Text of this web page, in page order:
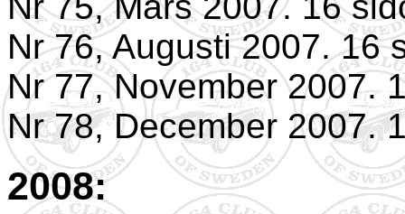
Nr 76, Augusti 2007. 16
Nr 77, November 2007.
Nr 78, December 2007.
2008: